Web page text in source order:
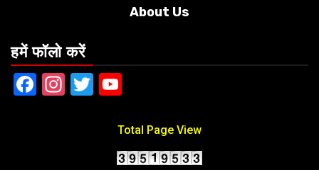
About Us
हमें फॉलो करें
Facebook
Instagram
Twitter
Total Page View